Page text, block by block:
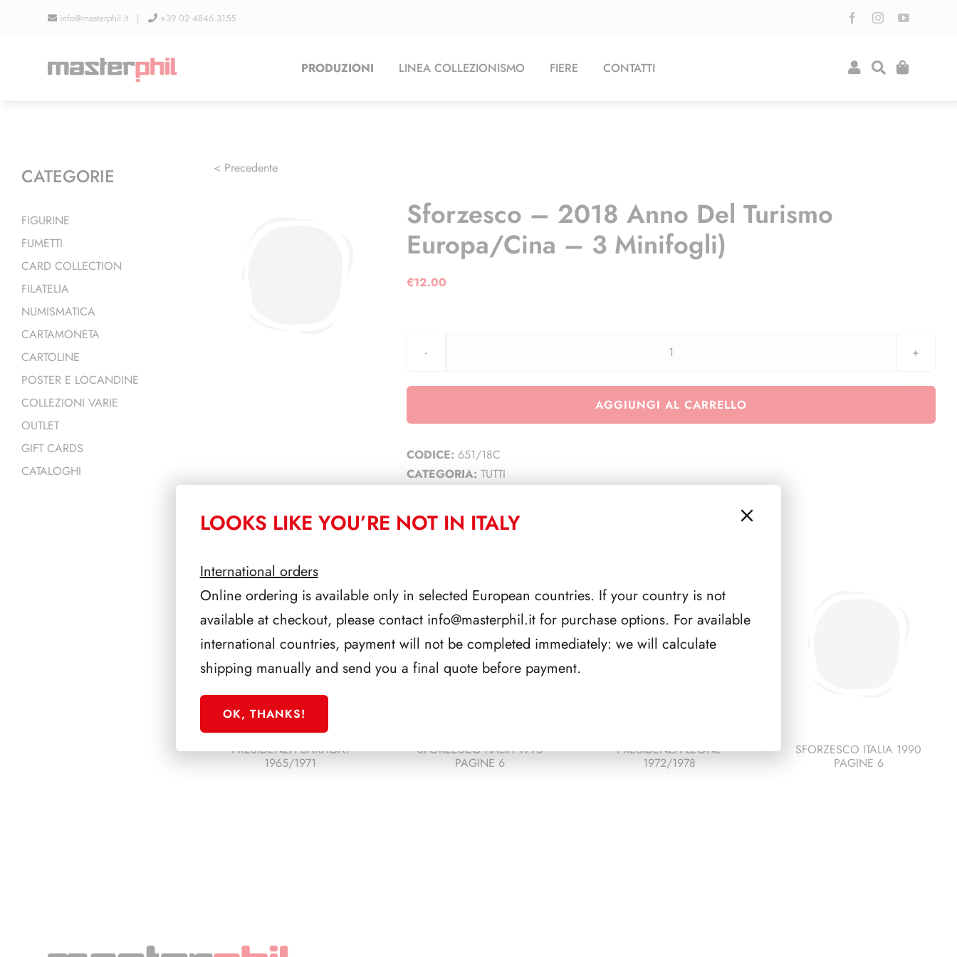
info@masterphil.it | +39 02 4846 3155
PRODUZIONI LINEA COLLEZIONISMO FIERE CONTATTI
< Precedente
Sforzesco – 2018 Anno Del Turismo
Europa/Cina – 3 Minifogli)
€12.00
Sforzesco
2018
AGGIUNGI AL CARRELLO
CODICE: 651/18C
CATEGORIA: TUTTI
PRESIDENZA SARAGAT
1965/1971
SFORZESCO ITALIA 1993
PAGINE 6
PRESIDENZA LEONE
1972/1978
SFORZESCO ITALIA 1990
PAGINE 6
CATEGORIE
FIGURINE
FUMETTI
CARD COLLECTION
FILATELIA
NUMISMATICA
CARTAMONETA
CARTOLINE
POSTER E LOCANDINE
COLLEZIONI VARIE
OUTLET
GIFT CARDS
CATALOGHI
LOOKS LIKE YOU’RE NOT IN ITALY
International orders
Online ordering is available only in selected European countries. If your country is not
available at checkout, please contact info@masterphil.itfor purchase options. For available
international countries, payment will not be completed immediately: we will calculate
shipping manually and send you a final quote before payment.
OK, THANKS!